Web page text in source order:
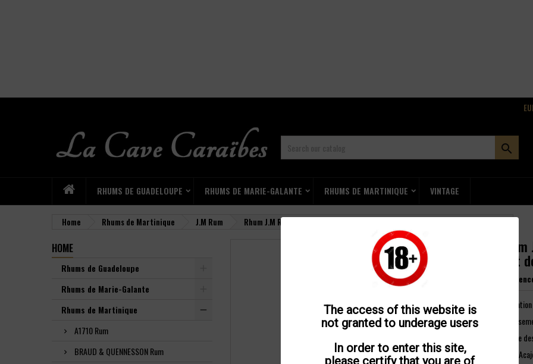
The access of this website is
not granted to underage users
In order to enter this site,
please certify that you are of

RHUMS DE GUADELOUPE RHUMS DE MARIE-GALANTE RHUMS DE MARTINIQUE VINTAGE
Home Rhums de Martinique J.M Rum Rhum J.M Rhum Vieux Agricole Millésime 2008 Brut de Fût 15 ans 44.2° 70cl
HOME
Rhums de Guadeloupe
Rhums de Marie-Galante
Rhums de Martinique
A1710 Rum
BRAUD & QUENNESSON Rum
Brut
Chauffe
Robe :